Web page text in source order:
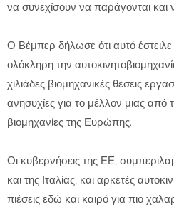
να συνεχίσουν να παράγονται και
Ο Βέμπερ δήλωσε ότι αυτό
ολόκληρη την
χιλιάδες βιομηχανικές θέσεις
ανησυχίες για το μέλλον μιας από
βιομηχανίες της Ευρώπης.
Οι κυβερνήσεις της ΕΕ,
και της Ιταλίας, και αρκετές
πιέσεις εδώ και καιρό για πιο